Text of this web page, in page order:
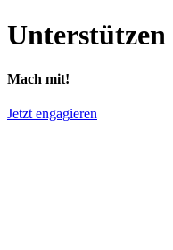
Mach mit!
Jetzt engagieren